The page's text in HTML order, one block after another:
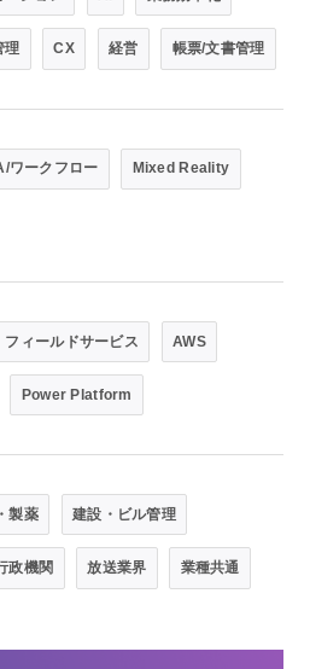
理 CX 経営 帳票/文書管理
ワークフロー Mixed Reality
フィールドサービス AWS
Power Platform
製薬 建設・ビル管理
政機関 放送業界 業種共通